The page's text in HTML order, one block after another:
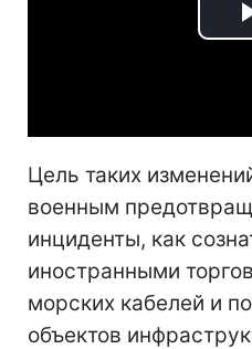
Цель таких
военным
инциденты, как
иностранными
морских кабелей и
объектов